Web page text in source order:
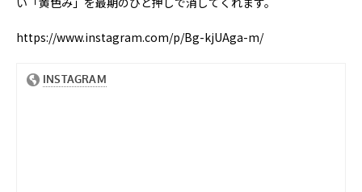
https://www.instagram.com/p/Bg-kjUAga-m/